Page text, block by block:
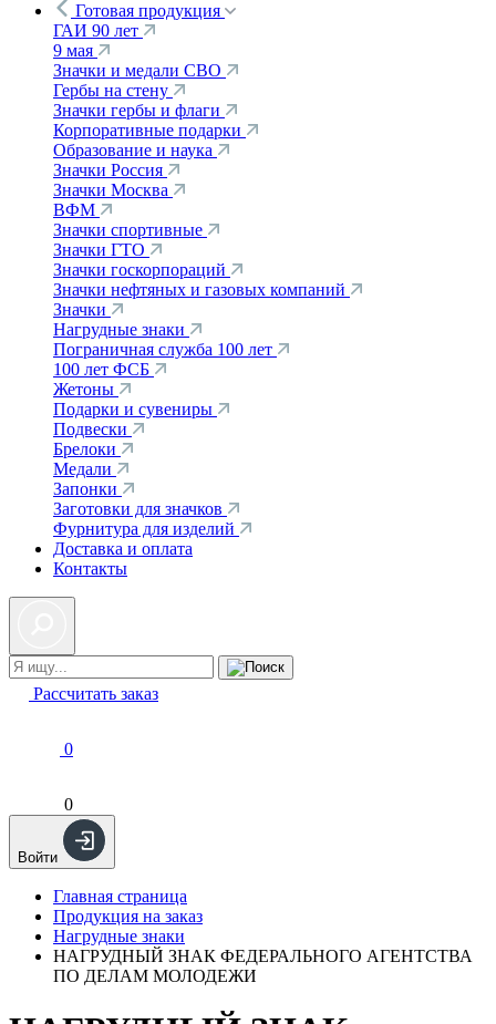
Готовая продукция
ГАИ 90 лет
9 мая
Значки и медали СВО
Гербы на стену
Значки гербы и флаги
Корпоративные подарки
Образование и наука
Значки Россия
Значки Москва
ВФМ
Значки спортивные
Значки ГТО
Значки госкорпораций
Значки нефтяных и газовых компаний
Значки
Нагрудные знаки
Пограничная служба 100 лет
100 лет ФСБ
Жетоны
Подарки и сувениры
Подвески
Брелоки
Медали
Запонки
Заготовки для значков
Фурнитура для изделий
Доставка и оплата
Контакты
Рассчитать заказ
0
0
Войти
Главная страница
Продукция на заказ
Нагрудные знаки
НАГРУДНЫЙ ЗНАК ФЕДЕРАЛЬНОГО АГЕНТСТВА
ПО ДЕЛАМ МОЛОДЕЖИ